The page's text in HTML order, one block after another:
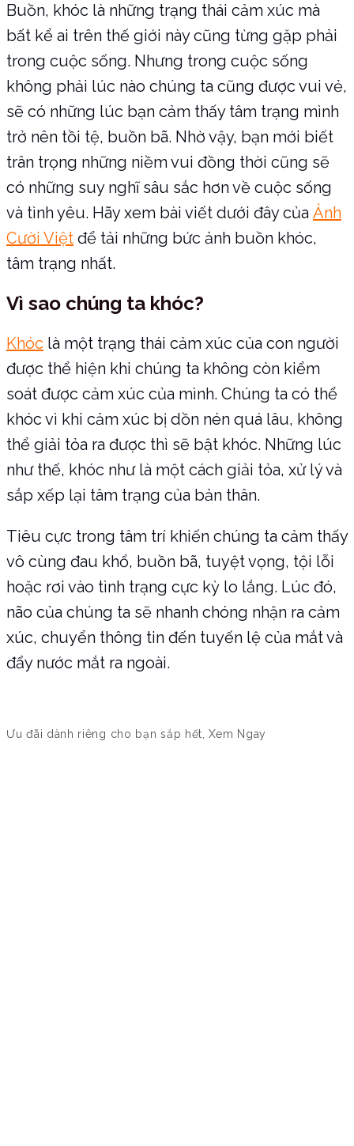
Buồn, khóc là những trạng thái cảm xúc mà
bất kể ai trên thế giới này cũng từng gặp phải
trong cuộc sống. Nhưng trong cuộc sống
không phải lúc nào chúng ta cũng được vui vẻ,
sẽ có những lúc bạn cảm thấy tâm trạng mình
trở nên tồi tệ, buồn bã. Nhờ vậy, bạn mới biết
trân trọng những niềm vui đồng thời cũng sẽ
có những suy nghĩ sâu sắc hơn về cuộc sống
và tình yêu. Hãy xem bài viết dưới đây của Ảnh
Cười Việt để tải những bức ảnh buồn khóc,
tâm trạng nhất.
Vì sao chúng ta khóc?
Khóc là một trạng thái cảm xúc của con người
được thể hiện khi chúng ta không còn kiểm
soát được cảm xúc của mình. Chúng ta có thể
khóc vì khi cảm xúc bị dồn nén quá lâu, không
thể giải tỏa ra được thì sẽ bật khóc. Những lúc
như thế, khóc như là một cách giải tỏa, xử lý và
sắp xếp lại tâm trạng của bản thân.
Tiêu cực trong tâm trí khiến chúng ta cảm thấy
vô cùng đau khổ, buồn bã, tuyệt vọng, tội lỗi
hoặc rơi vào tình trạng cực kỳ lo lắng. Lúc đó,
não của chúng ta sẽ nhanh chóng nhận ra cảm
xúc, chuyển thông tin đến tuyến lệ của mắt và
đẩy nước mắt ra ngoài.
Ưu đãi dành riêng cho bạn sắp hết, Xem Ngay